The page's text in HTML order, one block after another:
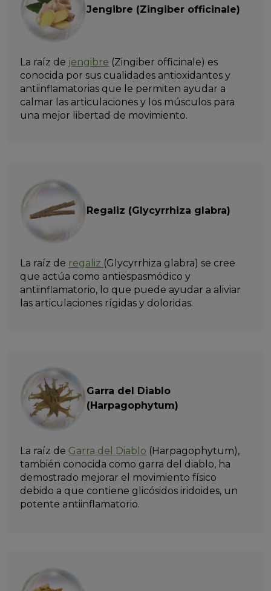
Jengibre (Zingiber officinale)
La raíz de jengibre (Zingiber officinale) es
conocida por sus cualidades antioxidantes y
antiinflamatorias que le permiten ayudar a
calmar las articulaciones y los músculos para
una mejor libertad de movimiento.
Regaliz (Glycyrrhiza glabra)
La raíz de regaliz (Glycyrrhiza glabra) se cree
que actúa como antiespasmódico y
antiinflamatorio, lo que puede ayudar a aliviar
las articulaciones rígidas y doloridas.
Garra del Diablo
(Harpagophytum)
La raíz de Garra del Diablo (Harpagophytum),
también conocida como garra del diablo, ha
demostrado mejorar el movimiento físico
debido a que contiene glicósidos iridoides, un
potente antiinflamatorio.